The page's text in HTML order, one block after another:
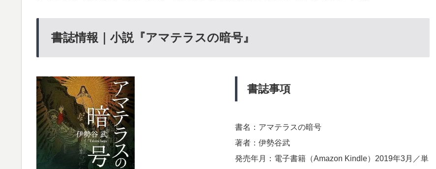
書誌情報｜小説『アマテラスの暗号』
書誌事項
書名：アマテラスの暗号
著者：伊勢谷武
発売年月：電子書籍（Amazon Kindle）2019年3月／単